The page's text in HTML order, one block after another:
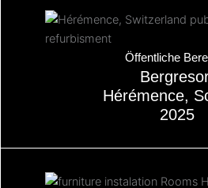
Über
Öffentliche
Hérémence,
2025